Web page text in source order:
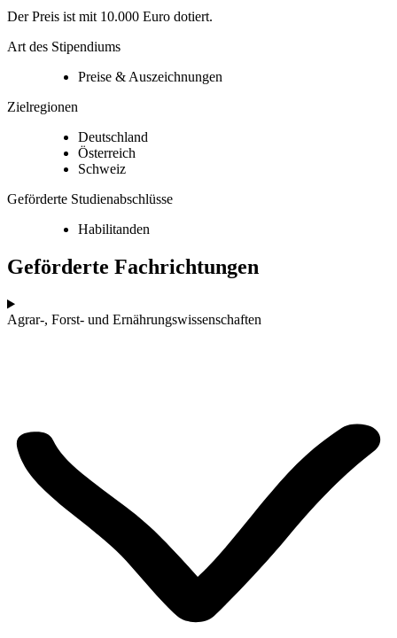
Der Preis ist mit 10.000 Euro dotiert.
Art des Stipendiums
Preise & Auszeichnungen
Zielregionen
Deutschland
Österreich
Schweiz
Geförderte Studienabschlüsse
Habilitanden
Geförderte Fachrichtungen
Agrar-, Forst- und Ernährungswissenschaften